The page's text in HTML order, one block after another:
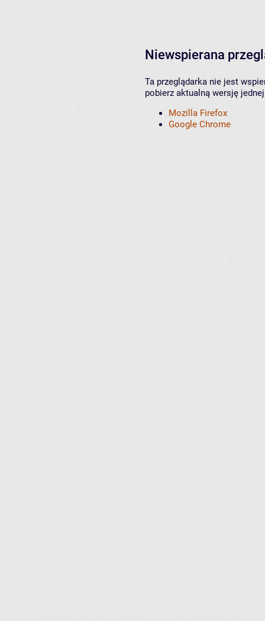
Niewspierana
Ta przeglądarka nie jest
pobierz aktualną wersję
Mozilla Firefox
Google Chrome